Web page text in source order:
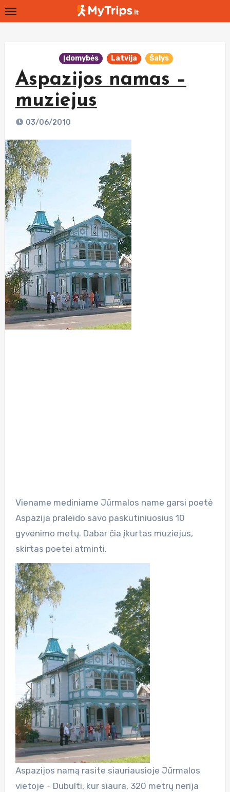
Skip
to
Įdomybės Latvija Šalys
Aspazijos namas –
muziejus
03/06/2010
Viename mediniame Jūrmalos name garsi poetė
Aspazija praleido savo paskutiniuosius 10
gyvenimo metų. Dabar čia įkurtas muziejus,
skirtas poetei atminti.
Aspazijos namą rasite siauriausioje Jūrmalos
vietoje – Dubulti, kur siaura, 320 metrų nerija